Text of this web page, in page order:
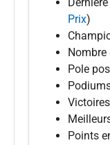
Prix)
Nombre
Pole
Points